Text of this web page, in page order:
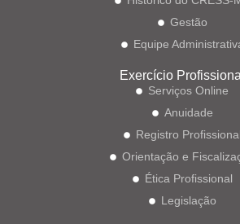
Gestão
Equipe
Exercício Profissional
Serviços Online
Anuidade
Registro Profissional
Orientação e
Ética Profissional
Legislação